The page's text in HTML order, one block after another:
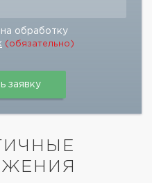
на обработку
(обязательно)